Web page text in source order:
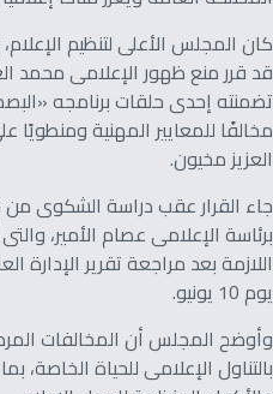
كان المجلس الأعلى لتنظيم
قد قرر منع ظهور الإعلامى محمد
تضمنته إحدى حلقات برنامجه
مخالفًا للمعايير المهنية ومنطويًا
العزيز مخيون.
جاء القرار عقب دراسة الشكوى
برئاسة الإعلامى عصام الأمير،
اللازمة بعد مراجعة تقرير الإدارة
يوم 10 يونيو.
وأوضح المجلس أن المخالفات
بالتناول الإعلامى للحياة الخاصة،